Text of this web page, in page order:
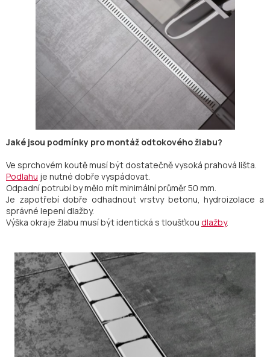
Jaké jsou podmínky pro montáž odtokového žlabu?
Ve sprchovém koutě musí být dostatečně vysoká prahová lišta.
Podlahu je nutné dobře vyspádovat.
Odpadní potrubí by mělo mít minimální průměr 50 mm.
Je zapotřebí dobře odhadnout vrstvy betonu, hydroizolace a
správné lepení dlažby.
Výška okraje žlabu musí být identická s tloušťkou dlažby.